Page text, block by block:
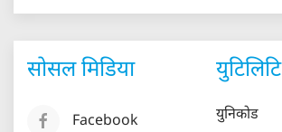
सोसल मिडिया
Facebook
युटिलिटि
युनिकोड